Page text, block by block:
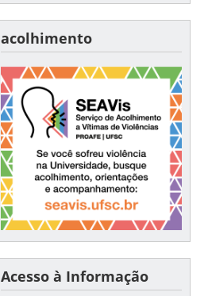
acolhimento
Acesso à Informação